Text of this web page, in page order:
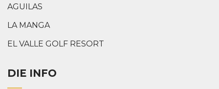
AGUILAS
LA MANGA
EL VALLE GOLF RESORT
DIE INFO